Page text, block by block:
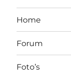
Home
Forum
Foto’s